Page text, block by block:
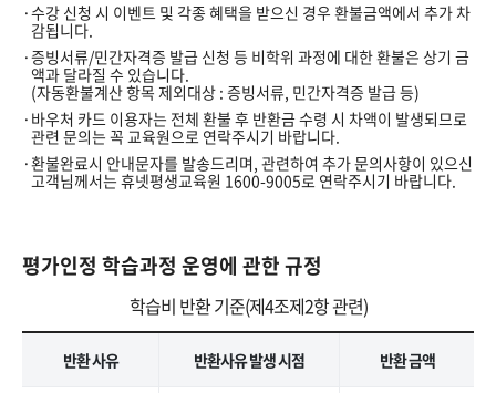
수강 신청 시 이벤트 및 각종 혜택을 받으신 경우 환불금액에서 추가 차
감됩니다.
증빙서류/민간자격증 발급 신청 등 비학위 과정에 대한 환불은 상기 금
액과 달라질 수 있습니다.
(자동환불계산 항목 제외대상 : 증빙서류, 민간자격증 발급 등)
바우처 카드 이용자는 전체 환불 후 반환금 수령 시 차액이 발생되므로
관련 문의는 꼭 교육원으로 연락주시기 바랍니다.
환불완료시 안내문자를 발송드리며, 관련하여 추가 문의사항이 있으신
고객님께서는 휴넷평생교육원 1600-9005로 연락주시기 바랍니다.
평가인정 학습과정 운영에 관한 규정
학습비 반환 기준(제4조제2항 관련)
반환 사유 반환사유 발생 시점 반환 금액